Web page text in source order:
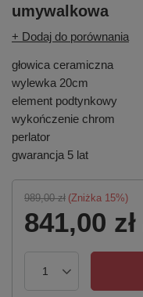
umywalkowa
+ Dodaj do porównania
głowica ceramiczna
wylewka 20cm
element podtynkowy
wykończenie chrom
perlator
gwarancja 5 lat
989,00 zł (Zniżka 15%)
841,00 zł